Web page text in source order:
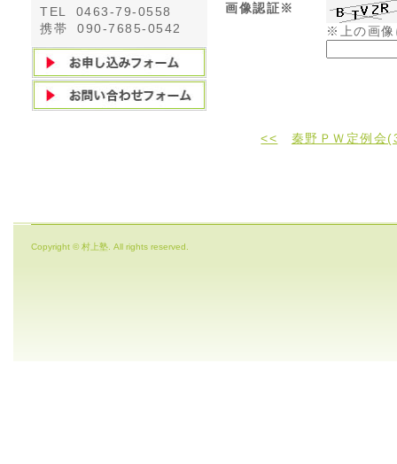
TEL 0463-79-0558
携帯 090-7685-0542
画像認証※
※上の画像
<< 秦野ＰＷ定例会
Copyright © 村上塾. All rights reserved.